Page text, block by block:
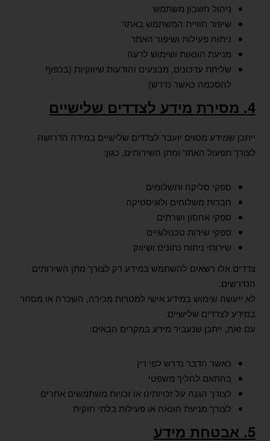
ניהול חשבון משתמש
שיפור חוויית המשתמש באתר
ניתוח פעילות ושיפור האתר
מניעת הונאות ושימוש לרעה
שליחת עדכונים, מבצעים והודעות שיווקיות (בכפוף
להסכמה כאשר נדרש)
4. מסירת מידע לצדדים שלישיים
ייתכן שמידע מסוים יועבר לצדדים שלישיים במידה הדרושה
לצורך תפעול האתר ומתן השירותים, כגון:
ספקי סליקה ותשלומים
חברות משלוחים ולוגיסטיקה
ספקי אחסון ושרתים
ספקי שירות טכנולוגיים
שירותי ניתוח נתונים ושיווק
צדדים אלו רשאים להשתמש במידע רק לצורך מתן השירותים
הנדרשים.
לא ייעשה שימוש במידע אישי למטרות מכירה, השכרה או מסחר
במידע לצדדים שלישיים.
עם זאת, ייתכן שנעביר מידע במקרים הבאים:
כאשר הדבר נדרש לפי דין
בהתאם להליך משפטי
לצורך הגנה על זכויותינו או זכויות משתמשים אחרים
לצורך מניעת הונאה או פעילות בלתי חוקית
5. אבטחת מידע